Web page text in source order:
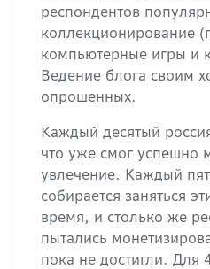
респондентов
коллекционирование
компьютерные игры и
Ведение блога своим
опрошенных.
Каждый десятый
что уже смог успешно
увлечение. Каждый
собирается заняться
время, и столько же
пытались
пока не достигли.